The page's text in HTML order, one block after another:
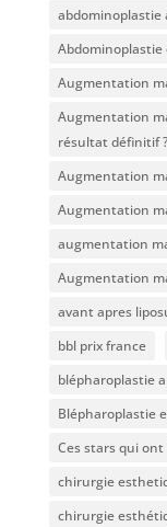
abdominoplastie
Abdominoplastie
Augmentation
Augmentation
résultat définitif ?
Augmentation
Augmentation
augmentation
Augmentation
avant apres
bbl prix france
blépharoplastie
Blépharoplastie
Ces stars qui
chirurgie
chirurgie